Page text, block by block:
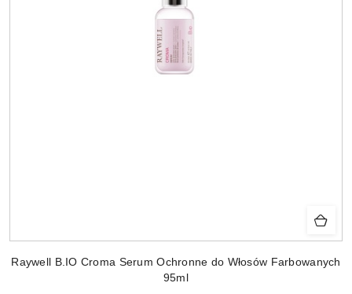
Raywell B.IO Croma Serum Ochronne do Włosów Farbowanych
95ml